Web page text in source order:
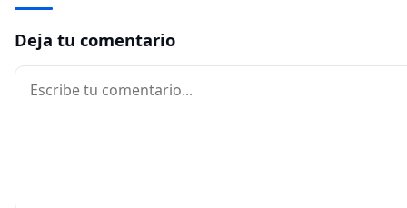
Deja tu comentario
Comentario